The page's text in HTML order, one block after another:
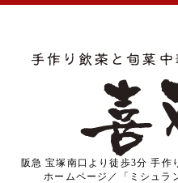
阪急 宝塚南口より徒歩3分 手作
ホームページ／「ミシュラ